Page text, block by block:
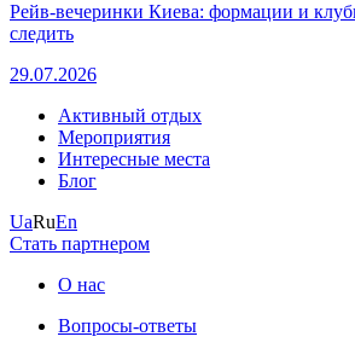
Рейв-вечеринки Киева: формации и
следить
29.07.2026
Активный отдых
Мероприятия
Интересные места
Блог
UaRuEn
Стать партнером
О нас
Вопросы-ответы